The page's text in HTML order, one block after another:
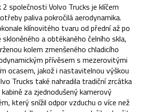
2 společnosti Volvo Trucks je klíčem
paliva pokročilá aerodynamika.
klínovitého tvaru od přední až po
a obtékaného čelního skla,
kolem zmenšeného chladicího
přívěsem s mezerovitými
ocasem, jakož i nastavitelnou výškou
Trucks také nahradila tradiční zrcátka
za zjednodušený kamerový
který snížil odpor vzduchu o více než